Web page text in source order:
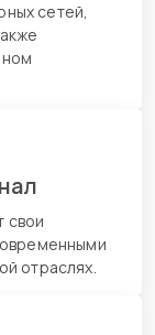
сетей,
свои
отраслях.